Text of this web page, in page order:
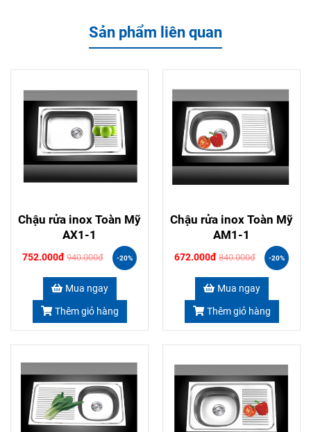
Sản phẩm liên quan
Chậu rửa inox Toàn Mỹ
AX1-1
752.000đ 940.000đ -20%
Mua ngay
Thêm giỏ hàng
Chậu rửa inox Toàn Mỹ
AM1-1
672.000đ 840.000đ -20%
Mua ngay
Thêm giỏ hàng